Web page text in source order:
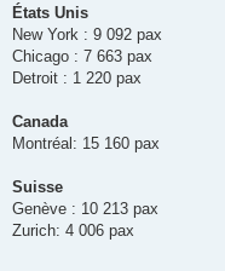
États Unis
New York : 9 092 pax
Chicago : 7 663 pax
Detroit : 1 220 pax
Canada
Montréal: 15 160 pax
Suisse
Genève : 10 213 pax
Zurich: 4 006 pax